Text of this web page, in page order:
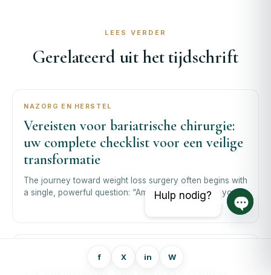
f X in W
LEES VERDER
Gerelateerd uit het tijdschrift
NAZORG EN HERSTEL
Vereisten voor bariatrische chirurgie:
uw complete checklist voor een veilige
transformatie
The journey toward weight loss surgery often begins with
a single, powerful question: “Am I a candidate?” As you
Hulp nodig?